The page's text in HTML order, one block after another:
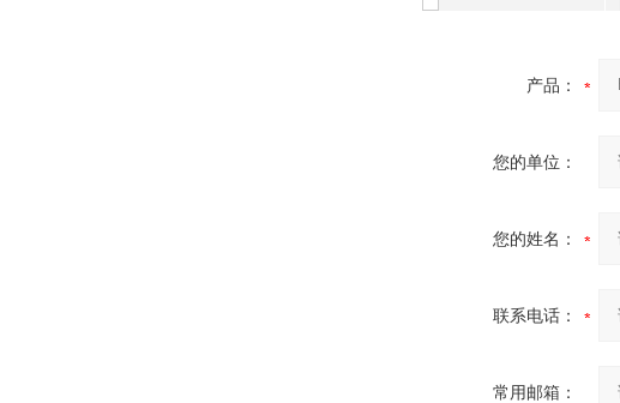
产品：
您的单位：
您的姓名：
联系电话：
常用邮箱：